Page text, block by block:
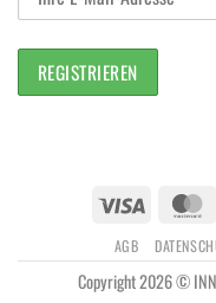
AGB
Copyright 2026 ©